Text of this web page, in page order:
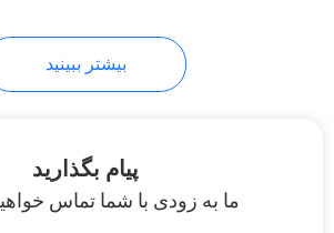
زنجیره ایبیشتر ببینید
پیام بگذارید
ما به زودی با شما تماس